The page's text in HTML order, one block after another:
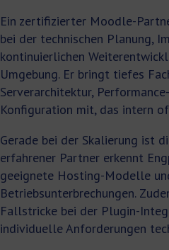
Ein zertifizierter Moodle-
bei der technischen Planung,
kontinuierlichen
Umgebung. Er bringt tiefes
Serverarchitektur,
Konfiguration mit, das intern
Gerade bei der Skalierung ist
erfahrener Partner erkennt
geeignete Hosting-Modelle
Betriebsunterbrechungen.
Fallstricke bei der Plugin-
individuelle Anforderungen